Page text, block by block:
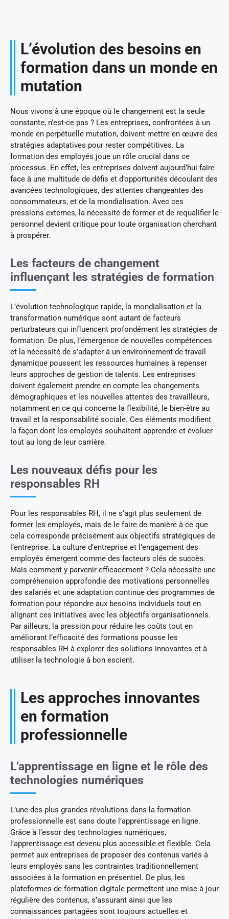
L’évolution des besoins en
formation dans un monde en
mutation
Nous vivons à une époque où le changement est la seule
constante, n’est-ce pas ? Les entreprises, confrontées à un
monde en perpétuelle mutation, doivent mettre en œuvre des
stratégies adaptatives pour rester compétitives. La
formation des employés joue un rôle crucial dans ce
processus. En effet, les entreprises doivent aujourd’hui faire
face à une multitude de défis et d’opportunités découlant des
avancées technologiques, des attentes changeantes des
consommateurs, et de la mondialisation. Avec ces
pressions externes, la nécessité de former et de requalifier le
personnel devient critique pour toute organisation cherchant
à prospérer.
Les facteurs de changement
influençant les stratégies de formation
L’évolution technologique rapide, la mondialisation et la
transformation numérique sont autant de facteurs
perturbateurs qui influencent profondément les stratégies de
formation. De plus, l’émergence de nouvelles compétences
et la nécessité de s’adapter à un environnement de travail
dynamique poussent les ressources humaines à repenser
leurs approches de gestion de talents. Les entreprises
doivent également prendre en compte les changements
démographiques et les nouvelles attentes des travailleurs,
notamment en ce qui concerne la flexibilité, le bien-être au
travail et la responsabilité sociale. Ces éléments modifient
la façon dont les employés souhaitent apprendre et évoluer
tout au long de leur carrière.
Les nouveaux défis pour les
responsables RH
Pour les responsables RH, il ne s’agit plus seulement de
former les employés, mais de le faire de manière à ce que
cela corresponde précisément aux objectifs stratégiques de
l’entreprise. La culture d’entreprise et l’engagement des
employés émergent comme des facteurs clés de succès.
Mais comment y parvenir efficacement ? Cela nécessite une
compréhension approfondie des motivations personnelles
des salariés et une adaptation continue des programmes de
formation pour répondre aux besoins individuels tout en
alignant ces initiatives avec les objectifs organisationnels.
Par ailleurs, la pression pour réduire les coûts tout en
améliorant l’efficacité des formations pousse les
responsables RH à explorer des solutions innovantes et à
utiliser la technologie à bon escient.
Les approches innovantes
en formation
professionnelle
L’apprentissage en ligne et le rôle des
technologies numériques
L’une des plus grandes révolutions dans la formation
professionnelle est sans doute l’apprentissage en ligne.
Grâce à l’essor des technologies numériques,
l’apprentissage est devenu plus accessible et flexible. Cela
permet aux entreprises de proposer des contenus variés à
leurs employés sans les contraintes traditionnellement
associées à la formation en présentiel. De plus, les
plateformes de formation digitale permettent une mise à jour
régulière des contenus, s’assurant ainsi que les
connaissances partagées sont toujours actuelles et